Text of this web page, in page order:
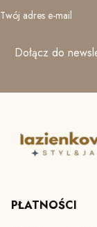
Twój adres e-mail
Dołącz do
PŁATNOŚCI